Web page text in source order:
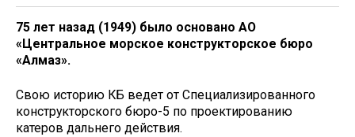
75 лет назад (1949) было основано АО
«Центральное морское конструкторское бюро
«Алмаз».
Свою историю КБ ведет от Специализированного
конструкторского бюро-5 по проектированию
катеров дальнего действия.